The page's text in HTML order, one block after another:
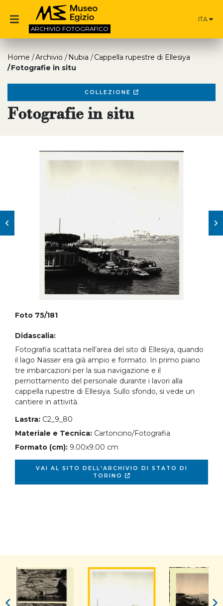
ARCHIVIO FOTOGRAFICO
ITA
Home Archivio Nubia
Cappella rupestre di Ellesiya
Fotografie in situ
COLLEZIONE
Fotografie in situ
Foto 75/181
Didascalia:
Fotografia scattata nell’area del sito di Ellesiya, quando
il lago Nasser era già ampio e formato. In primo piano
tre imbarcazioni per la sua navigazione e il
pernottamento del personale durante i lavori alla
cappella rupestre di Ellesiya. Sullo sfondo, si vede un
cantiere in attività.
Lastra: C2_9_80
Materiale e Tecnica: Cartoncino/Fotografia
Formato (cm): 9.00x9.00 cm
VAI AL SITO DELL'ARCHIVIO DI STATO DI
TORINO